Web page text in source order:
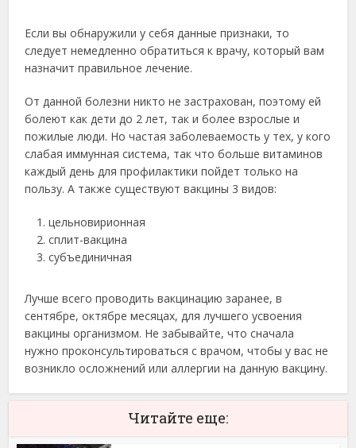
Если вы обнаружили у себя данные признаки, то
следует немедленно обратиться к врачу, который вам
назначит правильное лечение.
От данной болезни никто не застрахован, поэтому ей
болеют как дети до 2 лет, так и более взрослые и
пожилые люди. Но частая заболеваемость у тех, у кого
слабая иммунная система, так что больше витаминов
каждый день для профилактики пойдет только на
пользу. А также существуют вакцины 3 видов:
цельновирионная
сплит-вакцина
субъединичная
Лучше всего проводить вакцинацию заранее, в
сентябре, октябре месяцах, для лучшего усвоения
вакцины организмом. Не забывайте, что сначала
нужно проконсультироваться с врачом, чтобы у вас не
возникло осложнений или аллергии на данную вакцину.
Читайте еще: